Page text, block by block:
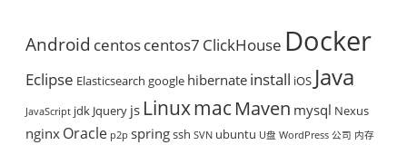
Android centoscentos7 ClickHouse Docker
Eclipse Elasticsearch google hibernate install iOS Java
JavaScript jdk Jquery js LinuxmacMaven mysql Nexus
nginx Oracle p2p springssh SVN ubuntu U盘 WordPress 公司 内存